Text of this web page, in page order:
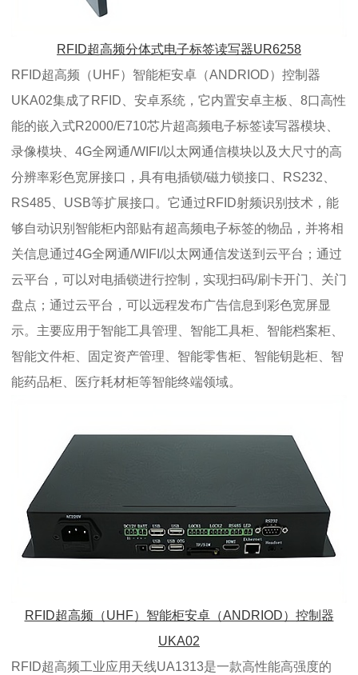
RFID超高频分体式电子标签读写器UR6258
RFID超高频（UHF）智能柜安卓（ANDRIOD）控制器
UKA02集成了RFID、安卓系统，它内置安卓主板、8口高性
能的嵌入式R2000/E710芯片超高频电子标签读写器模块、
录像模块、4G全网通/WIFI/以太网通信模块以及大尺寸的高
分辨率彩色宽屏接口，具有电插锁/磁力锁接口、RS232、
RS485、USB等扩展接口。它通过RFID射频识别技术，能
够自动识别智能柜内部贴有超高频电子标签的物品，并将相
关信息通过4G全网通/WIFI/以太网通信发送到云平台；通过
云平台，可以对电插锁进行控制，实现扫码/刷卡开门、关门
盘点；通过云平台，可以远程发布广告信息到彩色宽屏显
示。主要应用于智能工具管理、智能工具柜、智能档案柜、
智能文件柜、固定资产管理、智能零售柜、智能钥匙柜、智
能药品柜、医疗耗材柜等智能终端领域。
RFID超高频（UHF）智能柜安卓（ANDRIOD）控制器
UKA02
RFID超高频工业应用天线UA1313是一款高性能高强度的